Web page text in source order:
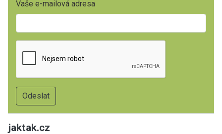
Vaše e-mailová adresa
jaktak.cz